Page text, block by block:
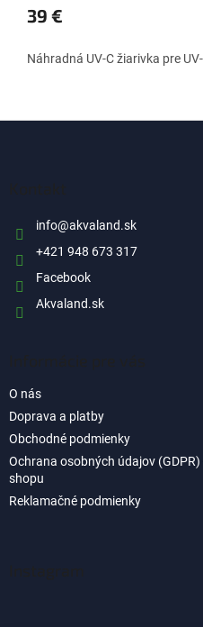
39 €
Náhradná UV-C žiarivka pre
info@akvaland.sk
+421 948 673 317
Facebook
Akvaland.sk
O nás
Doprava a platby
Obchodné podmienky
Ochrana osobných údajov
shopu
Reklamačné podmienky